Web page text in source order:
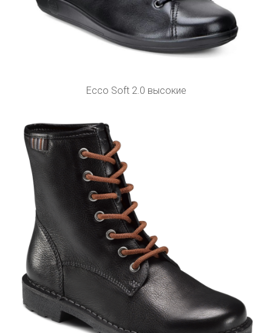
Ecco Soft 2.0 высокие